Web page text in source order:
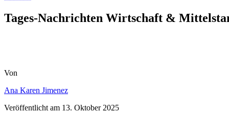
Tages-Nachrichten Wirtschaft &
Von
Ana Karen Jimenez
Veröffentlicht am 13. Oktober 2025